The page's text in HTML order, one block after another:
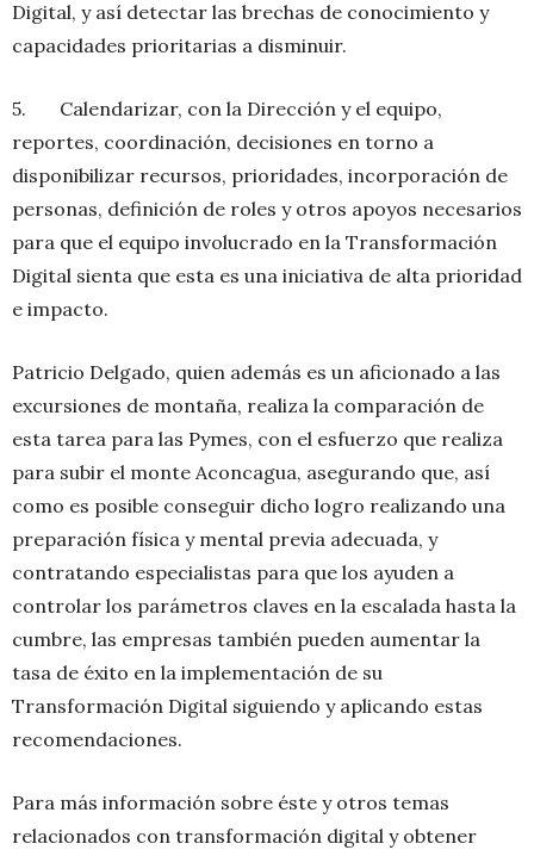
Digital, y así detectar las brechas de conocimiento y
capacidades prioritarias a disminuir.
5. Calendarizar, con la Dirección y el equipo,
reportes, coordinación, decisiones en torno a
disponibilizar recursos, prioridades, incorporación de
personas, definición de roles y otros apoyos necesarios
para que el equipo involucrado en la Transformación
Digital sienta que esta es una iniciativa de alta prioridad
e impacto.
Patricio Delgado, quien además es un aficionado a las
excursiones de montaña, realiza la comparación de
esta tarea para las Pymes, con el esfuerzo que realiza
para subir el monte Aconcagua, asegurando que, así
como es posible conseguir dicho logro realizando una
preparación física y mental previa adecuada, y
contratando especialistas para que los ayuden a
controlar los parámetros claves en la escalada hasta la
cumbre, las empresas también pueden aumentar la
tasa de éxito en la implementación de su
Transformación Digital siguiendo y aplicando estas
recomendaciones.
Para más información sobre éste y otros temas
relacionados con transformación digital y obtener